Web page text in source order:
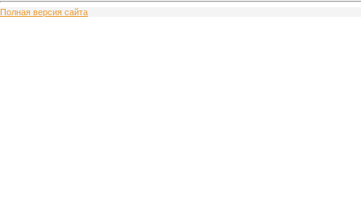
Полная версия сайта